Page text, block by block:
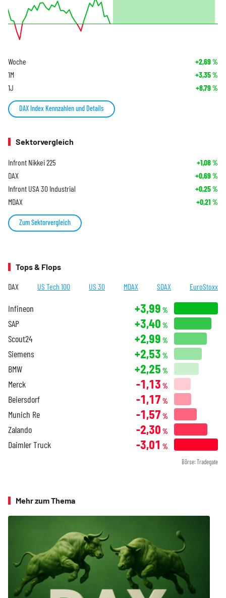
Woche +2,69%
1M +3,35%
1J +8,79%
DAX Index Kennzahlen und Details
Sektorvergleich
Infront Nikkei 225 +1,08%
DAX +0,69%
Infront USA 30 Industrial +0,25%
MDAX +0,21 %
Zum Sektorvergleich
Tops & Flops
DAX US Tech 100 US 30 MDAX SDAX EuroStoxx
Infineon +3,99 %
SAP +3,40 %
Scout24 +2,99 %
Siemens +2,53 %
BMW +2,25 %
Merck -1,13 %
Beiersdorf -1,17 %
Munich Re -1,57 %
Zalando -2,30 %
Daimler Truck -3,01 %
Börse: Tradegate
Mehr zum Thema